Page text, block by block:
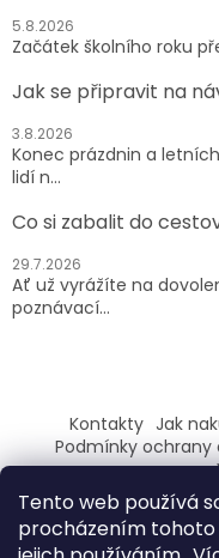
Tento web používá
procházením tohoto
5.8.2026
Začátek školního roku
Jak se připravit na
3.8.2026
Konec prázdnin a
lidí n...
Co si zabalit do
29.7.2026
Ať už vyrážíte na
poznávací...
Kontakty Jak
Podmínky ochrany
ZAREGISTRUJ SE A